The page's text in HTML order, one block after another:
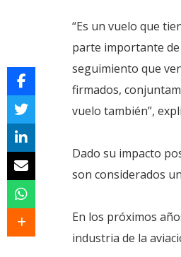
“Es un vuelo que
parte importante
seguimiento que
firmados,
vuelo también”,
Dado su impacto
son considerados
En los próximos
industria de la